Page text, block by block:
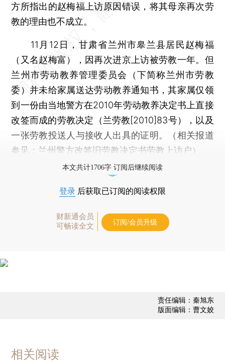
方所指出的赵梅福上访原因错误，将其母亲再次劳
教的理由也不成立。
11月12日，甘肃省兰州市皋兰县居民赵梅福
（又名赵梅富），因再次进京上访被劳教一年。但
兰州市劳动教养管理委员会（下简称兰州市劳教
委）并未给家属送达劳动教养通知书，其家属仅领
到一份由当地警方在2010年劳动教养决定书上直接
改签而成的劳教决定（兰劳教[2010]83号），以及
一张劳教投送人与接收人出具的证明。（相关报道
参见： 兰州警方改签旧劳教决定书劳教上访户）
本文共计1706字 订阅后继续阅读
登录 后获取已订阅的阅读权限
财新通会员
可畅读全文
订阅/会员升级
责任编辑：秦旭东
版面编辑：曹文姣
相关阅读